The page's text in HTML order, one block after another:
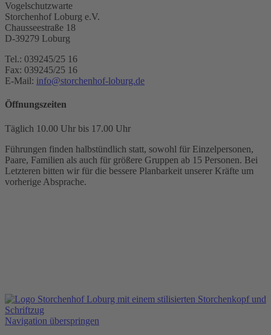
Vogelschutzwarte
Storchenhof Loburg e.V.
Chausseestraße 18
D-39279 Loburg
Tel.: 039245/25 16
Fax: 039245/25 16
E-Mail: info@storchenhof-loburg.de
Öffnungszeiten
Täglich 10.00 Uhr bis 17.00 Uhr
Führungen finden halbstündlich statt, sowohl für Einzelpersonen,
Paare, Familien als auch für größere Gruppen ab 15 Personen. Bei
Letzteren bitten wir für die bessere Planbarkeit unserer Kräfte um
vorherige Absprache.
Navigation überspringen